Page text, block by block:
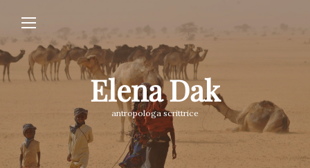
Elena Dak
antropologa scrittrice